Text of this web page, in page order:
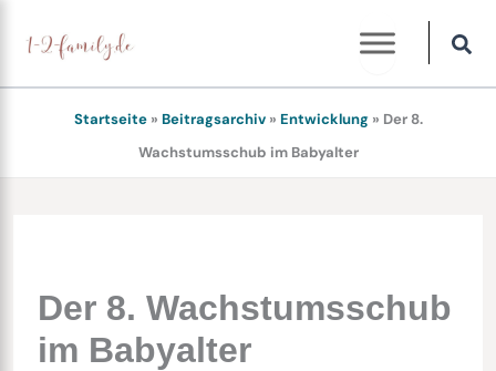
Inhalt
springen
Startseite» Beitragsarchiv» Entwicklung» Der 8.
Wachstumsschub im Babyalter
Der 8. Wachstumsschub
im Babyalter